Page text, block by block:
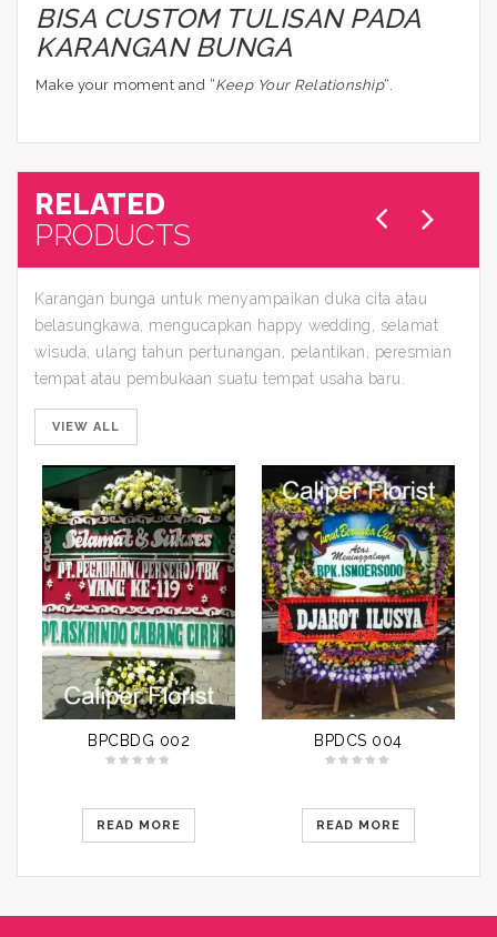
BISA CUSTOM TULISAN PADA
KARANGAN BUNGA
Make your moment and “Keep Your Relationship“.
RELATED
PRODUCTS
Karangan bunga untuk menyampaikan duka cita atau
belasungkawa, mengucapkan happy wedding, selamat
wisuda, ulang tahun pertunangan, pelantikan, peresmian
tempat atau pembukaan suatu tempat usaha baru.
VIEW ALL
BPCBDG 002
READ MORE
BPDCS 004
READ MORE